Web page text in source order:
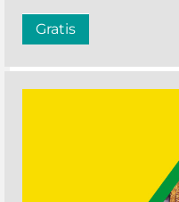
Gratis